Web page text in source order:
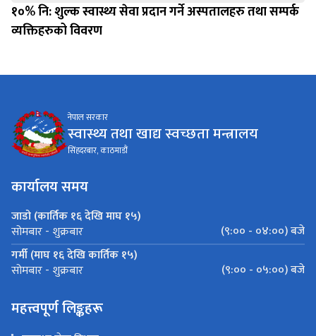
१०% नि: शुल्क स्वास्थ्य सेवा प्रदान गर्ने अस्पतालहरु तथा सम्पर्क
व्यक्तिहरुको विवरण
नेपाल सरकार
स्वास्थ्य तथा खाद्य स्वच्छता मन्त्रालय
सिंहदरबार, काठमाडौं
कार्यालय समय
जाडो (कार्तिक १६ देखि माघ १५)
सोमबार - शुक्रबार
(९:०० - ०४:००) बजे
गर्मी (माघ १६ देखि कार्तिक १५)
सोमबार - शुक्रबार (९:०० - ०५:००) बजे
महत्त्वपूर्ण लिङ्कहरू